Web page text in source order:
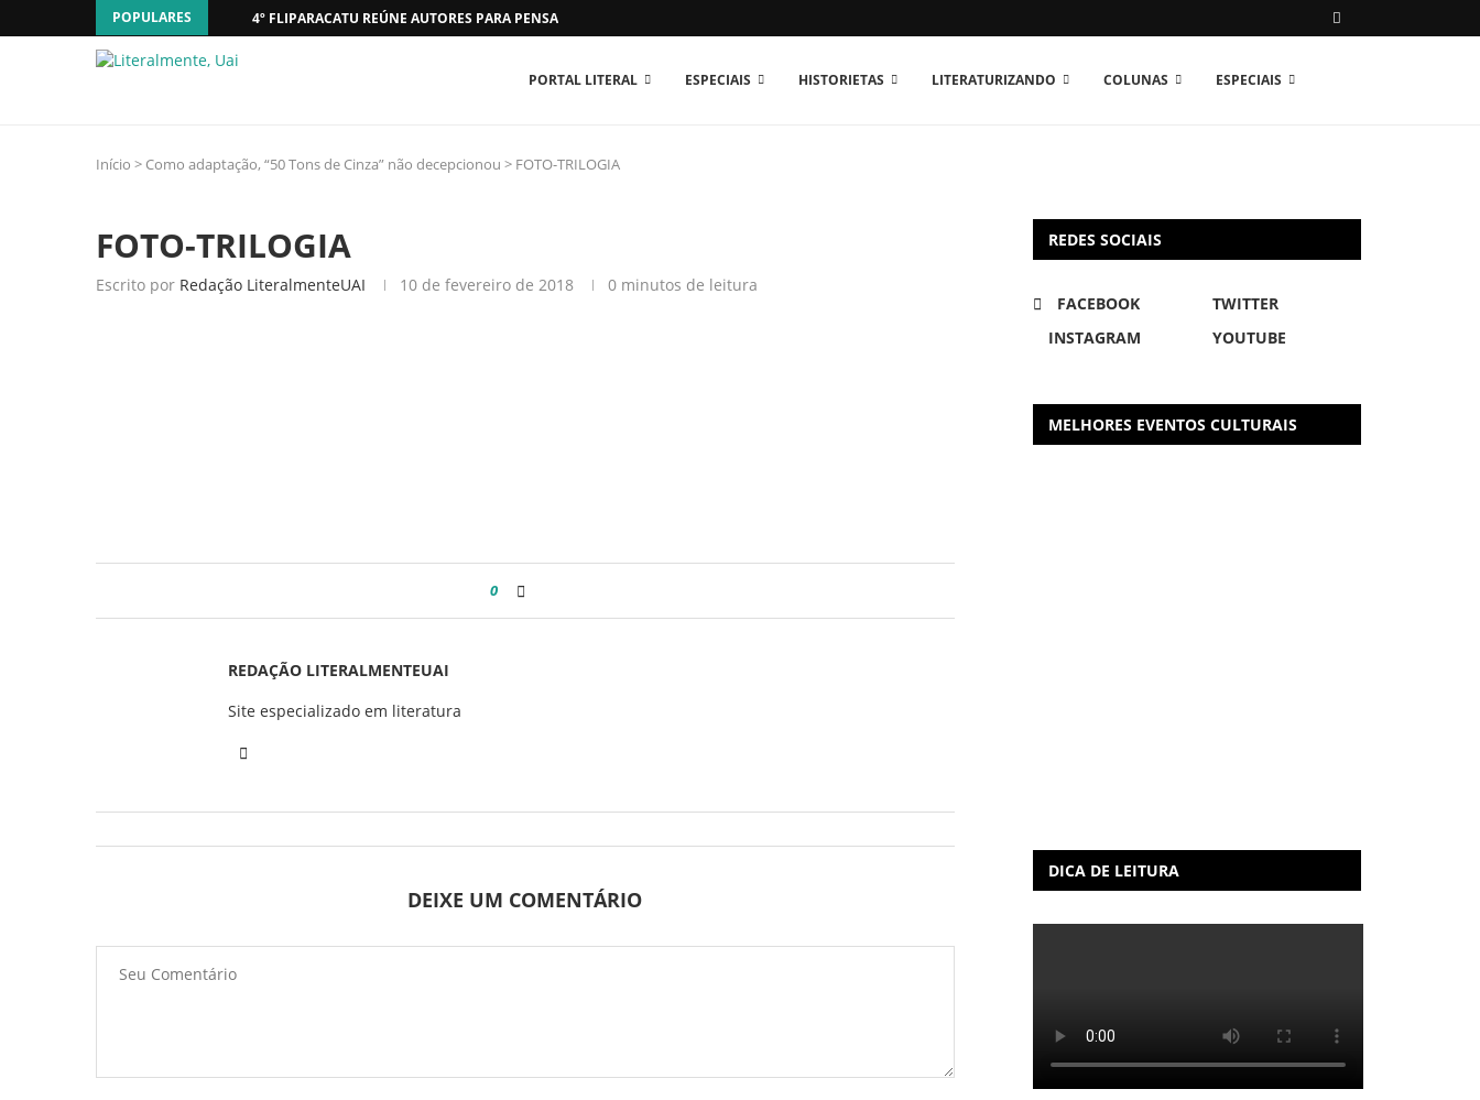
POPULARES 4º FLIPARACATU REÚNE AUTORES PARA PENSAR O MUNDO...
PORTAL LITERAL ESPECIAIS HISTORIETAS LITERATURIZANDO COLUNAS ESPECIAIS
Início > Como adaptação, “50 Tons de Cinza” não decepcionou > FOTO-TRILOGIA
FOTO-TRILOGIA
Escrito por Redação LiteralmenteUAI 10 de fevereiro de 2018 0 minutos de leitura
0
REDAÇÃO LITERALMENTEUAI
Site especializado em literatura
DEIXE UM COMENTÁRIO
REDES SOCIAIS
FACEBOOK
TWITTER
INSTAGRAM
YOUTUBE
MELHORES EVENTOS CULTURAIS
DICA DE LEITURA